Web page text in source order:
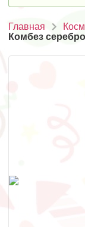
Главная
Комбез